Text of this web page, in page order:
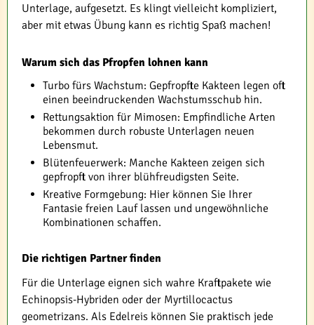
Unterlage, aufgesetzt. Es klingt vielleicht kompliziert,
aber mit etwas Übung kann es richtig Spaß machen!
Warum sich das Pfropfen lohnen kann
Turbo fürs Wachstum: Gepfropfte Kakteen legen oft
einen beeindruckenden Wachstumsschub hin.
Rettungsaktion für Mimosen: Empfindliche Arten
bekommen durch robuste Unterlagen neuen
Lebensmut.
Blütenfeuerwerk: Manche Kakteen zeigen sich
gepfropft von ihrer blühfreudigsten Seite.
Kreative Formgebung: Hier können Sie Ihrer
Fantasie freien Lauf lassen und ungewöhnliche
Kombinationen schaffen.
Die richtigen Partner finden
Für die Unterlage eignen sich wahre Kraftpakete wie
Echinopsis-Hybriden oder der Myrtillocactus
geometrizans. Als Edelreis können Sie praktisch jede